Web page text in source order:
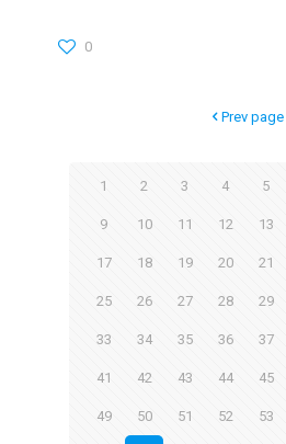
0
Prev page
1 2 3 4 5
9 10 11 12 13
17 18 19 20 21
25 26 27 28 29
33 34 35 36 37
41 42 43 44 45
49 50 51 52 53